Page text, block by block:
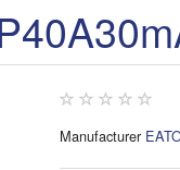
Manufacturer